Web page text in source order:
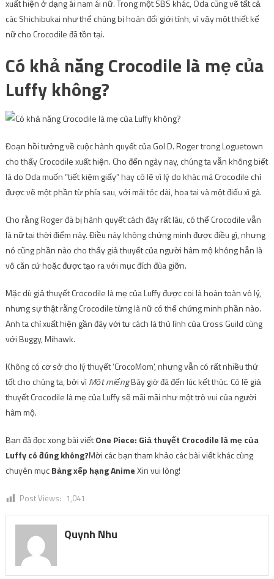
xuất hiện ở dạng ái nam ái nữ. Trong một SBS khác, Oda cũng vẽ tất cả
các Shichibukai như thể chúng bị hoán đổi giới tính, vì vậy một thiết kế
nữ cho Crocodile đã tồn tại.
Có khả năng Crocodile là mẹ của
Luffy không?
Đoạn hồi tưởng về cuộc hành quyết của Gol D. Roger trong Loguetown
cho thấy Crocodile xuất hiện. Cho đến ngày nay, chúng ta vẫn không biết
là do Oda muốn “tiết kiệm giấy” hay có lẽ vì lý do khác mà Crocodile chỉ
được vẽ một phần từ phía sau, với mái tóc dài, hoa tai và một điếu xì gà.
Cho rằng Roger đã bị hành quyết cách đây rất lâu, có thể Crocodile vẫn
là nữ tại thời điểm này. Điều này không chứng minh được điều gì, nhưng
nó cũng phần nào cho thấy giả thuyết của người hâm mộ không hẳn là
vô căn cứ hoặc được tạo ra với mục đích đùa giỡn.
Mặc dù giả thuyết Crocodile là mẹ của Luffy được coi là hoàn toàn vô lý,
nhưng sự thật rằng Crocodile từng là nữ có thể chứng minh phần nào.
Anh ta chỉ xuất hiện gần đây với tư cách là thủ lĩnh của Cross Guild cùng
với Buggy, Mihawk.
Không có cơ sở cho lý thuyết ‘CrocoMom’, nhưng vẫn có rất nhiều thứ
tốt cho chúng ta, bởi vìMột miếngBây giờ đã đến lúc kết thúc. Có lẽ giả
thuyết Crocodile là mẹ của Luffy sẽ mãi mãi như một trò vui của người
hâm mộ.
Bạn đã đọc xong bài viếtOne Piece: Giả thuyết Crocodile là mẹ của
Luffy có đúng không?Mời các bạn tham khảo các bài viết khác cùng
chuyên mụcBảng xếp hạng AnimeXin vui lòng!
Post Views: 1,041
Quynh Nhu